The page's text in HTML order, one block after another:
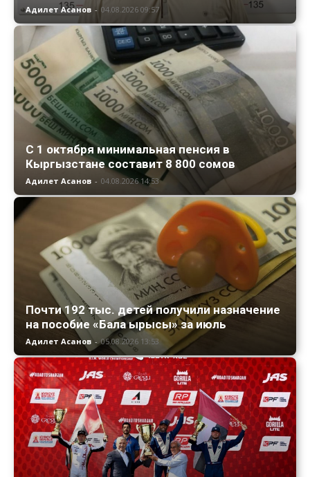
Адилет Асанов - 04.08.2026 09:57
С 1 октября минимальная пенсия в
Кыргызстане составит 8 800 сомов
Адилет Асанов - 04.08.2026 14:53
Почти 192 тыс. детей получили назначение
на пособие «Бала ырысы» за июль
Адилет Асанов - 05.08.2026 13:53